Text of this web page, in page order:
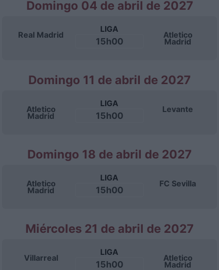
Domingo 04 de abril de 2027
Real Madrid
LIGA
15h00
Atletico
Madrid
Domingo 11 de abril de 2027
Atletico
Madrid
LIGA
15h00
Levante
Domingo 18 de abril de 2027
Atletico
Madrid
LIGA
15h00
FC Sevilla
Miércoles 21 de abril de 2027
Villarreal
LIGA
15h00
Atletico
Madrid